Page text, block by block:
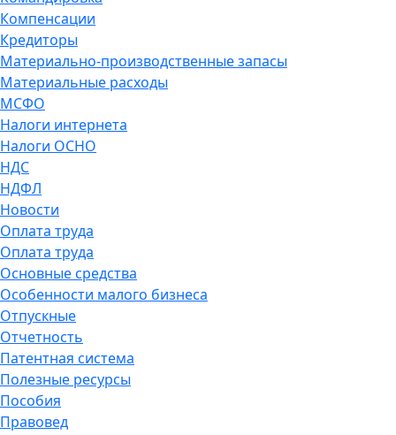
Компенсации
Кредиторы
Материально-производственные запасы
Материальные расходы
МСФО
Налоги интернета
Налоги ОСНО
НДС
НДФЛ
Новости
Оплата труда
Оплата труда
Основные средства
Особенности малого бизнеса
Отпускные
Отчетность
Патентная система
Полезные ресурсы
Пособия
Правовед